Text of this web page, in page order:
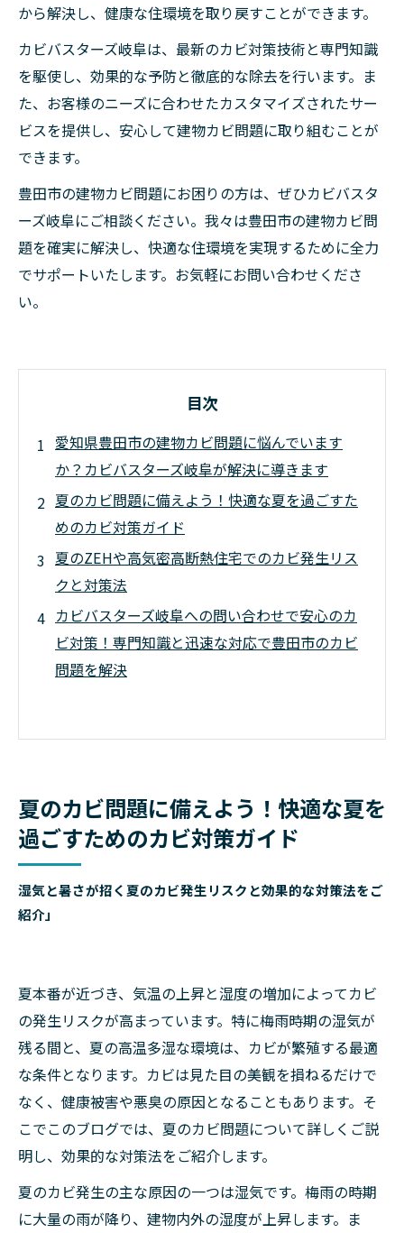
から解決し、健康な住環境を取り戻すことができます。
カビバスターズ岐阜は、最新のカビ対策技術と専門知識
を駆使し、効果的な予防と徹底的な除去を行います。ま
た、お客様のニーズに合わせたカスタマイズされたサー
ビスを提供し、安心して建物カビ問題に取り組むことが
できます。
豊田市の建物カビ問題にお困りの方は、ぜひカビバスタ
ーズ岐阜にご相談ください。我々は豊田市の建物カビ問
題を確実に解決し、快適な住環境を実現するために全力
でサポートいたします。お気軽にお問い合わせくださ
い。
目次
愛知県豊田市の建物カビ問題に悩んでいます
か？カビバスターズ岐阜が解決に導きます
夏のカビ問題に備えよう！快適な夏を過ごすた
めのカビ対策ガイド
夏のZEHや高気密高断熱住宅でのカビ発生リス
クと対策法
カビバスターズ岐阜への問い合わせで安心のカ
ビ対策！専門知識と迅速な対応で豊田市のカビ
問題を解決
夏のカビ問題に備えよう！快適な夏を
過ごすためのカビ対策ガイド
湿気と暑さが招く夏のカビ発生リスクと効果的な対策法をご
紹介」
夏本番が近づき、気温の上昇と湿度の増加によってカビ
の発生リスクが高まっています。特に梅雨時期の湿気が
残る間と、夏の高温多湿な環境は、カビが繁殖する最適
な条件となります。カビは見た目の美観を損ねるだけで
なく、健康被害や悪臭の原因となることもあります。そ
こでこのブログでは、夏のカビ問題について詳しくご説
明し、効果的な対策法をご紹介します。
夏のカビ発生の主な原因の一つは湿気です。梅雨の時期
に大量の雨が降り、建物内外の湿度が上昇します。ま